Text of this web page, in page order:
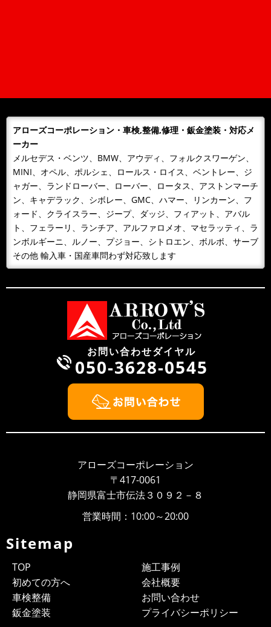
ら下記のとおり、年末年始を休業とさせて頂きます。期間中、お
2023/12/23 NEWS
年末年始営業日のご案内
平素は格別のご愛顧を賜り厚くお礼申しあげます。誠に勝手なが
ら下記のとおり、年末年始を休業とさせて頂きます。期間中、お
客様には大変ご...
2023/07/25
NEWS
お盆期間中の休業日について
お盆期間中の休業日について 平素は、当社に格別のご高配を賜
り、厚く御礼申し上げます。 弊社のお盆期間中の営業につき
ま...
2022/10/09 NEWS
第2工場を新設しました
2022年10月1日、業務拡張に伴い新たに第2工場を新設致しまし
た。塗装ブース新設 最新機材導入 作業スペース（10台同時
2022/08/13 NEWS
お盆期間中の休業日について 平素は、当社に格別のご高配を賜
り、厚く御礼申し上げます。 弊社のお盆期間中の営業につき
平素は、当社に格別のご高配を賜り、厚く御礼申し上げます。
弊社のゴールデンウィーク期間中の営業につきまして、ご案内
NEWS
平素は、当社に格別のご高配を賜り、厚く御礼申し上げま
す。 弊社のお盆期間中の営業につきまして、ご案内申し上げま
す。 お客様...
2021/05/02
≪弊社からのお願いとご案内≫
アローズコーポレーション・車検,整備,修理・鈑金塗装・対応メ
ーカー
メルセデス・ベンツ、BMW、アウディ、フォルクスワーゲン、
MINI、オペル、ポルシェ、ロールス・ロイス、ベントレー、ジ
ャガー、ランドローバー、ローバー、ロータス、アストンマーチ
ン、キャデラック、シボレー、GMC、ハマー、リンカーン、フ
ォード、クライスラー、ジープ、ダッジ、フィアット、アバル
ト、フェラーリ、ランチア、アルファロメオ、マセラッティ、ラ
ンボルギーニ、ルノー、プジョー、シトロエン、ボルボ、サーブ
その他 輸入車・国産車問わず対応致します
お問い合わせダイヤル
050-3628-0545
アローズコーポレーション
〒417-0061
静岡県富士市伝法３０９２－８
営業時間：10:00～20:00
Sitemap
TOP
初めての方へ
車検整備
鈑金塗装
施工事例
会社概要
お問い合わせ
プライバシーポリシー